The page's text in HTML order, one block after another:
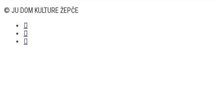
© JU DOM KULTURE ŽEPČE